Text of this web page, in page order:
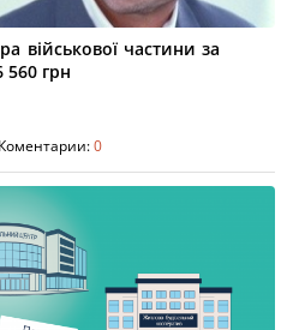
військової частини за
560 грн
Коментарии:0